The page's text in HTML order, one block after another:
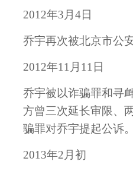
2012年3月4日
乔宇再次被北京市公
2012年11月11日
乔宇被以诈骗罪和寻
方曾三次延长审限、
骗罪对乔宇提起公诉
2013年2月初